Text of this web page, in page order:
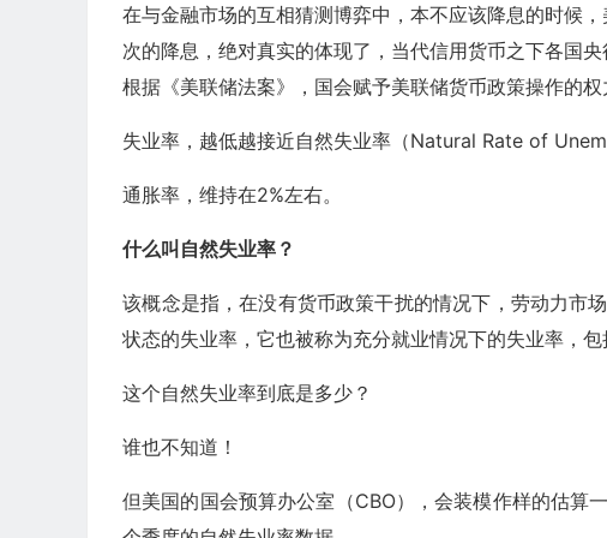
在与金融市场的互相猜测博弈中，本不应该降息的时候
次的降息，绝对真实的体现了，当代信用货币之下各国央
根据《美联储法案》，国会赋予美联储货币政策操作的
失业率，越低越接近自然失业率（Natural Rate of
通胀率，维持在2%左右。
什么叫自然失业率？
该概念是指，在没有货币政策干扰的情况下，劳动力市
状态的失业率，它也被称为充分就业情况下的失业率，包
这个自然失业率到底是多少？
谁也不知道！
但美国的国会预算办公室（CBO），会装模作样的估算